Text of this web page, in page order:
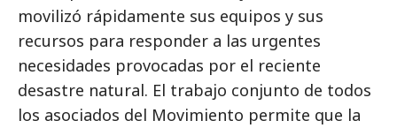
movilizó rápidamente sus equipos y sus
recursos para responder a las urgentes
necesidades provocadas por el reciente
desastre natural. El trabajo conjunto de todos
los asociados del Movimiento permite que la